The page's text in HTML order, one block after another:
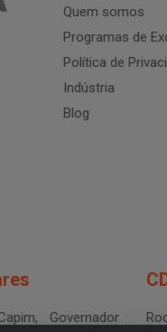
Quem somos
Programas de
Política de
Indústria
Blog
Governador